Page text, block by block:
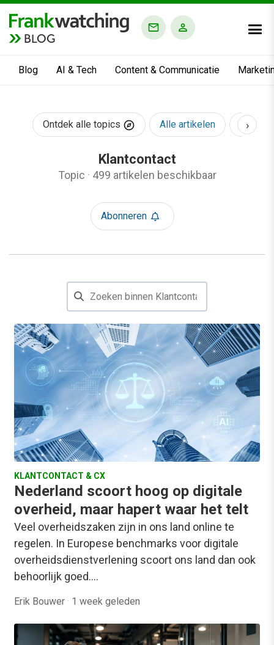
BLOG
Blog AI & Tech Content & Communicatie
Ontdek alle topics Alle artikelen AI &
›
Klantcontact
Topic · 499 artikelen beschikbaar
Abonneren
KLANTCONTACT & CX
Nederland scoort hoog op digitale
overheid, maar hapert waar het telt
Veel overheidszaken zijn in ons land online te
regelen. In Europese benchmarks voor digitale
overheidsdienstverlening scoort ons land dan ook
behoorlijk goed.…
Erik Bouwer · 1 week geleden